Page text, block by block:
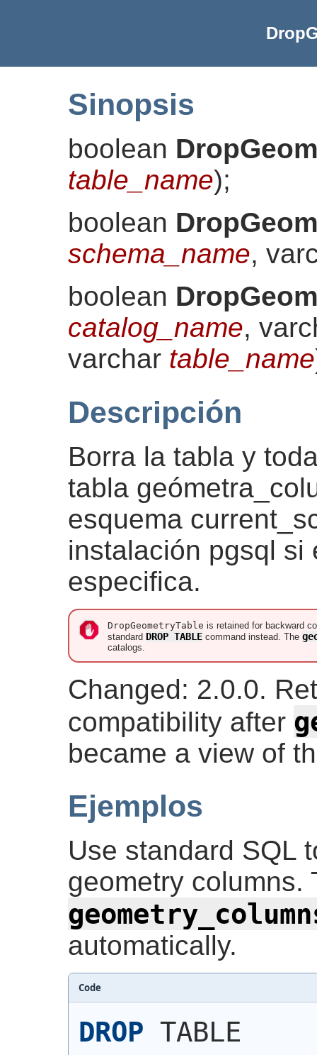
Sinopsis
boolean
table_name);
boolean
schema_name,
boolean
catalog_name,
varchar table_name
Descripción
Borra la tabla y
tabla
esquema
instalación pgsql si
especifica.
DropGeometryTable is retained for backward
standard DROP TABLE command instead. The
catalogs.
Changed: 2.0.0.
compatibility after
became a view of
Ejemplos
Use standard SQL
geometry columns.
automatically.
Code
DROP TABLE